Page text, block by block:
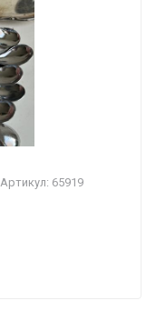
Артикул: 65919